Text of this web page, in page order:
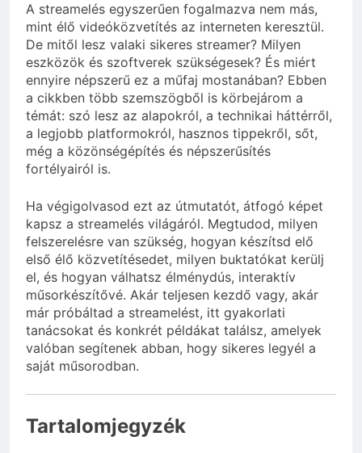
A streamelés egyszerűen fogalmazva nem más,
mint élő videóközvetítés az interneten keresztül.
De mitől lesz valaki sikeres streamer? Milyen
eszközök és szoftverek szükségesek? És miért
ennyire népszerű ez a műfaj mostanában? Ebben
a cikkben több szemszögből is körbejárom a
témát: szó lesz az alapokról, a technikai háttérről,
a legjobb platformokról, hasznos tippekről, sőt,
még a közönségépítés és népszerűsítés
fortélyairól is.
Ha végigolvasod ezt az útmutatót, átfogó képet
kapsz a streamelés világáról. Megtudod, milyen
felszerelésre van szükség, hogyan készítsd elő
első élő közvetítésedet, milyen buktatókat kerülj
el, és hogyan válhatsz élménydús, interaktív
műsorkészítővé. Akár teljesen kezdő vagy, akár
már próbáltad a streamelést, itt gyakorlati
tanácsokat és konkrét példákat találsz, amelyek
valóban segítenek abban, hogy sikeres legyél a
saját műsorodban.
Tartalomjegyzék